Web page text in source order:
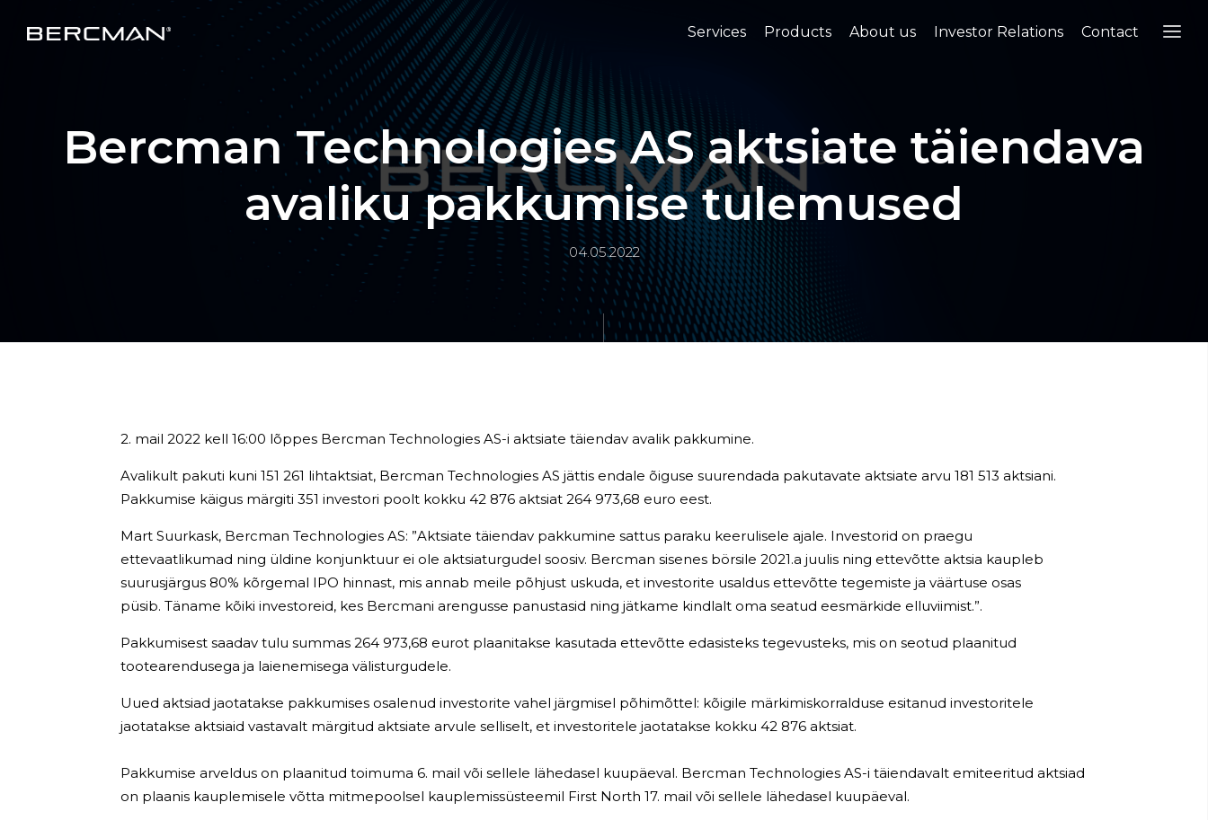
Services Products About us Investor Relations Contact
Bercman Technologies AS aktsiate täiendava
avaliku pakkumise tulemused
04.05.2022
2. mail 2022 kell 16:00 lõppes Bercman Technologies AS-i aktsiate täiendav avalik pakkumine.
Avalikult pakuti kuni 151 261 lihtaktsiat, Bercman Technologies AS jättis endale õiguse suurendada pakutavate aktsiate arvu 181 513 aktsiani.
Pakkumise käigus märgiti 351 investori poolt kokku 42 876 aktsiat 264 973,68 euro eest.
Mart Suurkask, Bercman Technologies AS: ”Aktsiate täiendav pakkumine sattus paraku keerulisele ajale. Investorid on praegu
ettevaatlikumad ning üldine konjunktuur ei ole aktsiaturgudel soosiv. Bercman sisenes börsile 2021.a juulis ning ettevõtte aktsia kaupleb
suurusjärgus 80% kõrgemal IPO hinnast, mis annab meile põhjust uskuda, et investorite usaldus ettevõtte tegemiste ja väärtuse osas
püsib. Täname kõiki investoreid, kes Bercmani arengusse panustasid ning jätkame kindlalt oma seatud eesmärkide elluviimist.”.
Pakkumisest saadav tulu summas 264 973,68 eurot plaanitakse kasutada ettevõtte edasisteks tegevusteks, mis on seotud plaanitud
tootearendusega ja laienemisega välisturgudele.
Uued aktsiad jaotatakse pakkumises osalenud investorite vahel järgmisel põhimõttel: kõigile märkimiskorralduse esitanud investoritele
jaotatakse aktsiaid vastavalt märgitud aktsiate arvule selliselt, et investoritele jaotatakse kokku 42 876 aktsiat.
Pakkumise arveldus on plaanitud toimuma 6. mail või sellele lähedasel kuupäeval. Bercman Technologies AS-i täiendavalt emiteeritud aktsiad
on plaanis kauplemisele võtta mitmepoolsel kauplemissüsteemil First North 17. mail või sellele lähedasel kuupäeval.